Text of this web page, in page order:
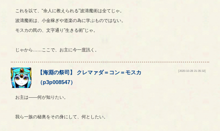
これを以て、“余人に教えられる”波濤魔術は全てじゃ。
波濤魔術は、小金稼ぎや道楽の為に学ぶものではない。
モスカの民の、文字通り”生きる術”じゃ。
じゃから……ここで、お主に今一度訊く。
【海淵の祭司 】 クレマァダ＝ コン＝モスカ
（p3p008547）
[2020-10-28 21:35:32]
お主は――何が知りたい。
我ら一族の秘奥をその身にして、何としたい。